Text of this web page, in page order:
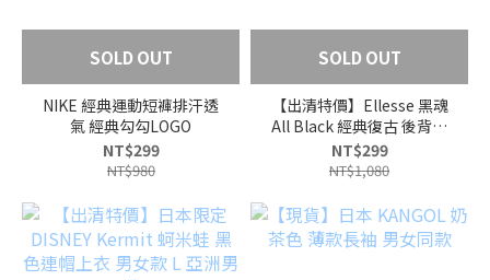
SOLD OUT
NIKE 經典運動短褲排汗透
氣 經典勾勾LOGO
NT$299
NT$980
SOLD OUT
【出清特價】Ellesse 黑魂
All Black 經典復古 後背包
男女款
NT$299
NT$1,080